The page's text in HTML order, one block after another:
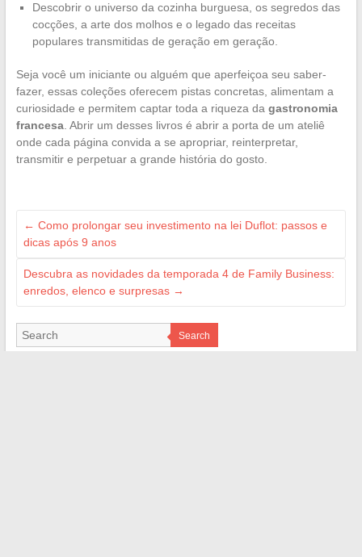
Descobrir o universo da cozinha burguesa, os segredos das
cocções, a arte dos molhos e o legado das receitas
populares transmitidas de geração em geração.
Seja você um iniciante ou alguém que aperfeiçoa seu saber-
fazer, essas coleções oferecem pistas concretas, alimentam a
curiosidade e permitem captar toda a riqueza da gastronomia
francesa. Abrir um desses livros é abrir a porta de um ateliê
onde cada página convida a se apropriar, reinterpretar,
transmitir e perpetuar a grande história do gosto.
← Como prolongar seu investimento na lei Duflot: passos e
dicas após 9 anos
Descubra as novidades da temporada 4 de Family Business:
enredos, elenco e surpresas →
Search